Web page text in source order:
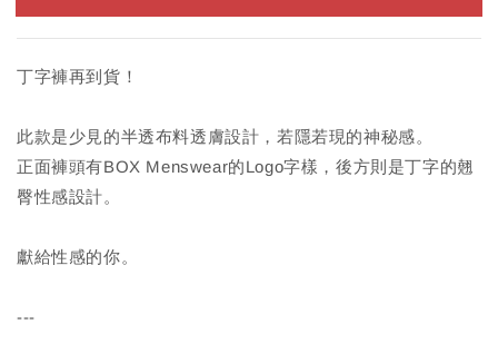
丁字褲再到貨！
此款是少見的半透布料透膚設計，若隱若現的神秘感。
正面褲頭有BOX Menswear的Logo字樣，後方則是丁字的翹
臀性感設計。
獻給性感的你。
---